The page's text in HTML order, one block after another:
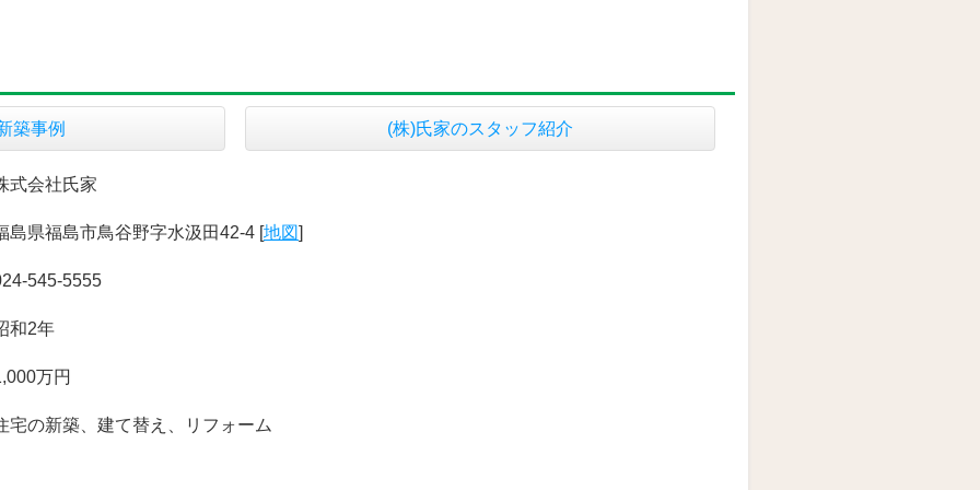
築事例 (株)氏家のスタッフ紹介
式会社氏家
島県福島市鳥谷野字水汲田42-4 [地図]
545-5555
和2年
万円
宅の新築、建て替え、リフォーム